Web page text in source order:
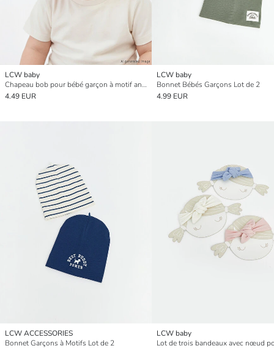
LCW baby
Chapeau bob pour bébé garçon à motif animal en relief
4.49 EUR
LCW baby
Bonnet Bébés Garçons Lot de 2
4.99 EUR
LCW ACCESSORIES
Bonnet Garçons à Motifs Lot de 2
LCW baby